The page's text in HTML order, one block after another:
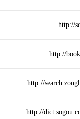
http://
http://
http://
http://